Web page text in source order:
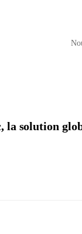
la solution